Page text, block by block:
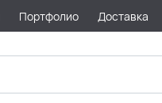
Портфолио Доставка